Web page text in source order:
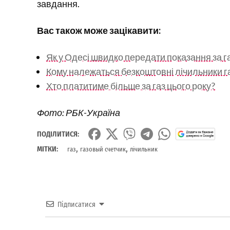
завдання.
Вас також може зацікавити:
Як у Одесі швидко передати показання за
Кому належаться безкоштовні лічильники
Хто платитиме більше за газ цього року?
Фото: РБК-Україна
ПОДІЛИТИСЯ:
МІТКИ:
газ, газовый счетчик, лічильник
Підписатися